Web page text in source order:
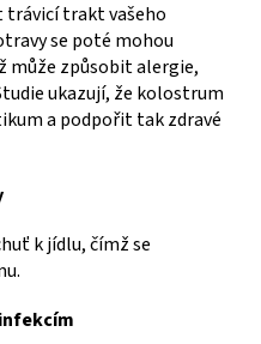
trávicí trakt vašeho
se poté mohou
může způsobit alergie,
ukazují, že kolostrum
a podpořit tak zdravé
k jídlu, čímž se